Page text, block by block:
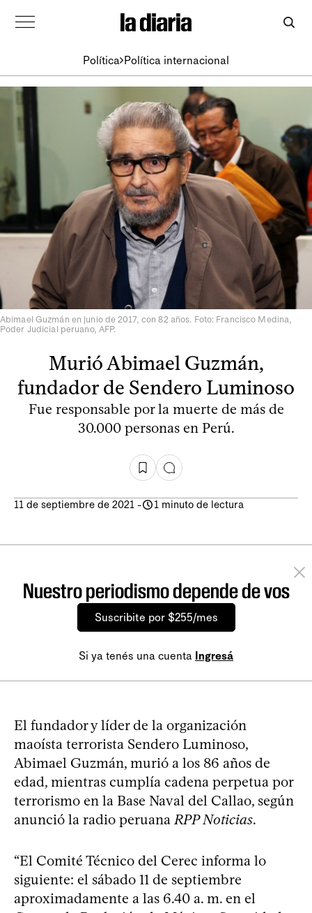
Política Política internacional
Abimael Guzmán en junio de 2017, con 82 años. Foto: Francisco Medina,
Poder Judicial peruano, AFP.
Murió Abimael Guzmán,
fundador de Sendero Luminoso
Fue responsable por la muerte de más de
30.000 personas en Perú.
11 de septiembre de 2021 - 1 minuto de lectura
Nuestro periodismo depende de vos
Suscribite por $255/mes
Si ya tenés una cuenta Ingresá
El fundador y líder de la organización
maoísta terrorista Sendero Luminoso,
Abimael Guzmán, murió a los 86 años de
edad, mientras cumplía cadena perpetua por
terrorismo en la Base Naval del Callao, según
anunció la radio peruana RPP Noticias.
“El Comité Técnico del Cerec informa lo
siguiente: el sábado 11 de septiembre
aproximadamente a las 6.40 a. m. en el